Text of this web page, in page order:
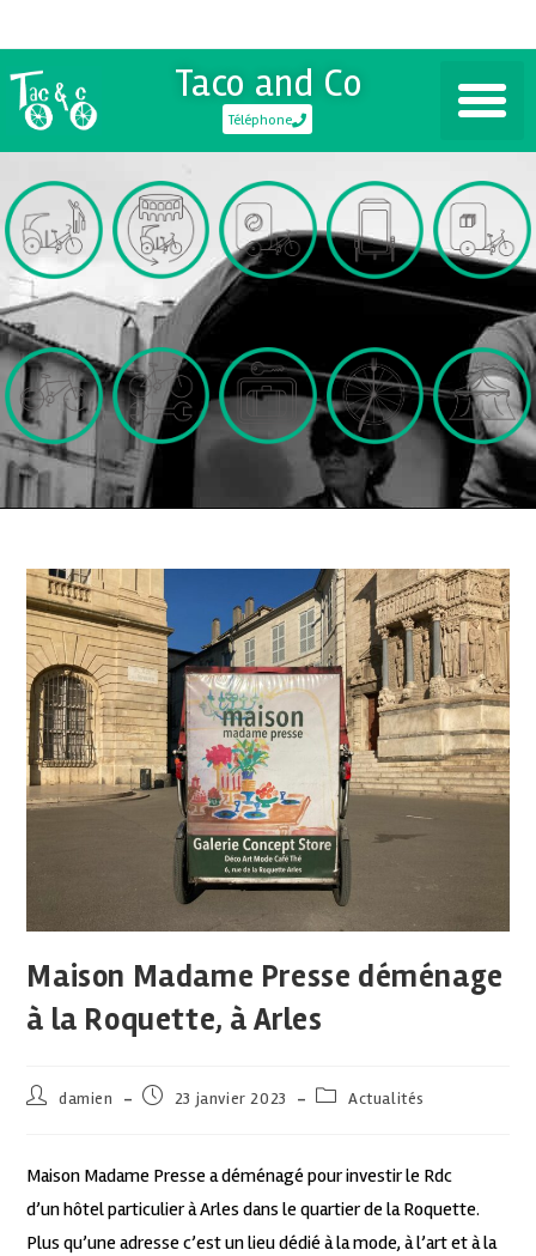
Taco and Co
Téléphone
Maison Madame Presse déménage
à la Roquette, à Arles
damien 23 janvier 2023 Actualités
Maison Madame Presse a déménagé pour investir le Rdc
d’un hôtel particulier à Arles dans le quartier de la Roquette.
Plus qu’une adresse c’est un lieu dédié à la mode, à l’art et à la